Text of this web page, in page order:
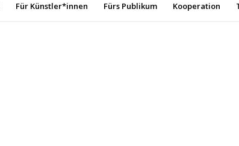
Für Künstler*innen Fürs Publikum Kooperation